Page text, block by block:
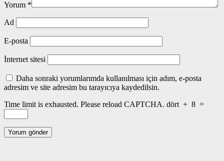
Yorum *
Ad
E-posta
İnternet sitesi
Daha sonraki yorumlarımda kullanılması için adım, e-posta
adresim ve site adresim bu tarayıcıya kaydedilsin.
Time limit is exhausted. Please reload CAPTCHA. dört + 8 =